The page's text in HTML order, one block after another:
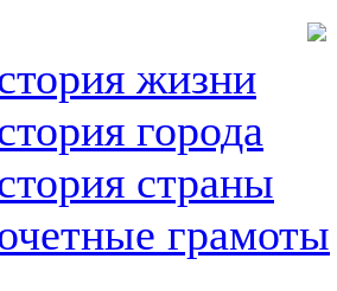
жизни
города
страны
грамоты